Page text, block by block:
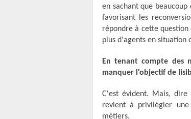
en sachant que
favorisant les
répondre à cette
plus d'agents en situation
En tenant compte des
manquer l'objectif de
C'est évident. Mais,
revient à privilégier
métiers.